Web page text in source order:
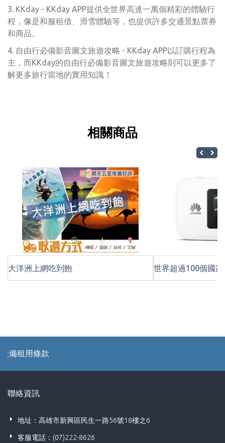
3. KKday - KKday APP提供全世界高達一萬個精彩的體驗行
程，像是和服租借、滑雪體驗等，也提供許多交通景點票券
和商品。
4. 自由行必備影音圖文旅遊攻略 - KKday APP以訂購行程為
主，而KKday的自由行必備影音圖文旅遊攻略則可以更多了
解更多旅行當地的實用知識！
相關商品
大洋洲上網吃到飽 世界超過100個國
款
聯絡資訊
地址：高雄市新興區民生一路56號18樓之6
客服電話：(07)222-8626